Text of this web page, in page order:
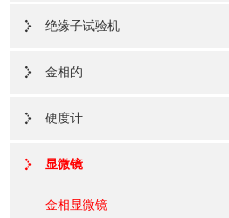
绝缘子试验机
金相的
硬度计
显微镜
金相显微镜